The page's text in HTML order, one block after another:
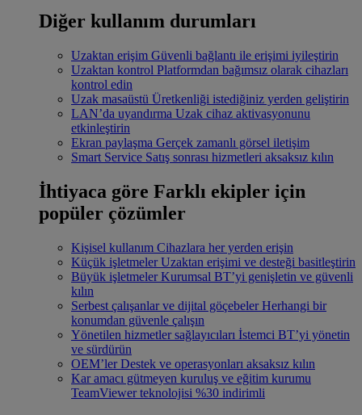
Diğer kullanım durumları
Uzaktan erişim Güvenli bağlantı ile erişimi iyileştirin
Uzaktan kontrol Platformdan bağımsız olarak cihazları
kontrol edin
Uzak masaüstü Üretkenliği istediğiniz yerden geliştirin
LAN’da uyandırma Uzak cihaz aktivasyonunu
etkinleştirin
Ekran paylaşma Gerçek zamanlı görsel iletişim
Smart Service Satış sonrası hizmetleri aksaksız kılın
İhtiyaca göre Farklı ekipler için
popüler çözümler
Kişisel kullanım Cihazlara her yerden erişin
Küçük işletmeler Uzaktan erişimi ve desteği basitleştirin
Büyük işletmeler Kurumsal BT’yi genişletin ve güvenli
kılın
Serbest çalışanlar ve dijital göçebeler Herhangi bir
konumdan güvenle çalışın
Yönetilen hizmetler sağlayıcıları İstemci BT’yi yönetin
ve sürdürün
OEM’ler Destek ve operasyonları aksaksız kılın
Kar amacı gütmeyen kuruluş ve eğitim kurumu
TeamViewer teknolojisi %30 indirimli